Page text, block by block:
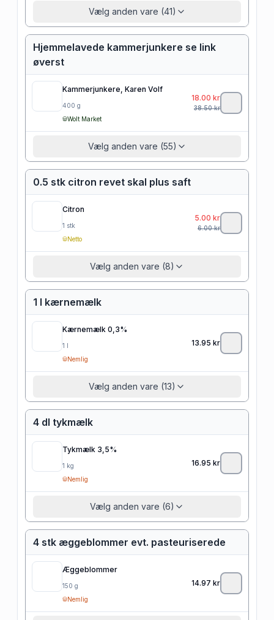
Vælg anden vare (41)
Hjemmelavede kammerjunkere se link
øverst
Kammerjunkere, Karen Volf
400 g
Wolt Market
18.00 kr
38.50kr
Vælg anden vare (55)
0.5 stk citron revet skal plus saft
Citron
1 stk
Netto
5.00 kr
6.00kr
Vælg anden vare (8)
1 l kærnemælk
Kærnemælk 0,3%
1 l
Nemlig
13.95 kr
Vælg anden vare (13)
4 dl tykmælk
Tykmælk 3,5%
1 kg
Nemlig
16.95 kr
Vælg anden vare (6)
4 stk æggeblommer evt. pasteuriserede
Æggeblommer
150 g
Nemlig
14.97 kr